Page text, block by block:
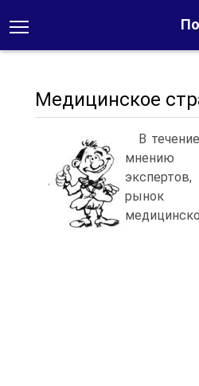
Медицинское
В
мнению
рынок